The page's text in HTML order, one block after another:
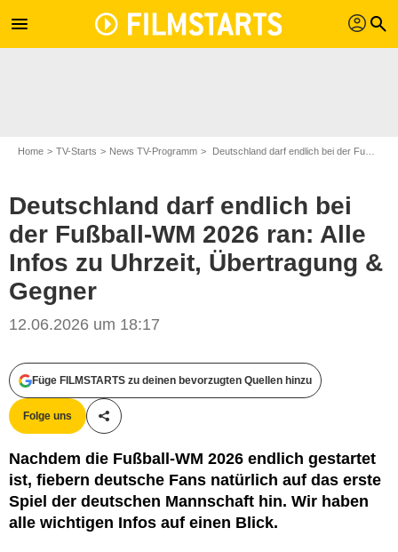
menu profil search
Home TV-Starts News TV-Programm Deutschland darf endlich bei der Fußball-WM 2026 ran: Alle Infos zu Uhrzeit, Übertragung & Gegner
Deutschland darf endlich bei
der Fußball-WM 2026 ran: Alle
Infos zu Uhrzeit, Übertragung &
Gegner
12.06.2026 um 18:17
Füge FILMSTARTS zu deinen bevorzugten Quellen hinzu
Folge uns
Teile diesen Artikel
Nachdem die Fußball-WM 2026 endlich gestartet
ist, fiebern deutsche Fans natürlich auf das erste
Spiel der deutschen Mannschaft hin. Wir haben
alle wichtigen Infos auf einen Blick.